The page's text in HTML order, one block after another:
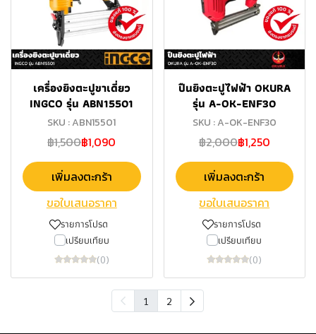
เครื่องยิงตะปูขาเดี่ยว
INGCO รุ่น ABN15501
SKU : ABN15501
฿1,500฿1,090
เพิ่มลงตะกร้า
ขอใบเสนอราคา
รายการโปรด
เปรียบเทียบ
(0)
ปืนยิงตะปูไฟฟ้า OKURA
รุ่น A-OK-ENF30
SKU : A-OK-ENF30
฿2,000฿1,250
เพิ่มลงตะกร้า
ขอใบเสนอราคา
รายการโปรด
เปรียบเทียบ
(0)
1 2